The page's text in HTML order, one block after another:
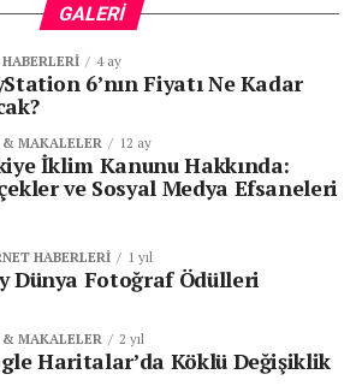
alanındaki yerlileşme hedefleri
GAZAP, sadece bir bomba
teknolojik bağımsızlığında bir
bu hamlesi, Türk Silahlı
kabiliyetlerini yeni bir
hangisi?
GALERI
HABERLERI 4 ay
6’nın Fiyatı Ne Kadar
MAKALELER 12 ay
İklim Kanunu Hakkında:
ve Sosyal Medya Efsaneleri
HABERLERI 1 yıl
Dünya Fotoğraf Ödülleri
& MAKALELER 2 yıl
Haritalar’da Köklü Değişiklik